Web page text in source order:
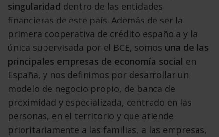
singularidad dentro de las entidades
financieras de este país. Además de ser la
primera cooperativa de crédito española y la
única supervisada por el BCE, somos una de las
principales empresas de economía social en
España, y nos definimos por desarrollar un
modelo de negocio propio, de banca de
proximidad y especializada, centrado en las
personas, en el territorio y que atiende
prioritariamente a las familias, a las empresas,